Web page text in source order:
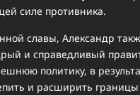
силе противника.
славы, Александр
и справедливый
политику, в
и расширить границы